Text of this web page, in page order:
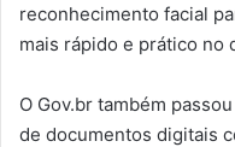
reconhecimento facial
mais rápido e prático no
O Gov.br também
de documentos digitais